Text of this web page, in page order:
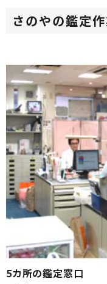
さのやの鑑定
5カ所の鑑定窓口